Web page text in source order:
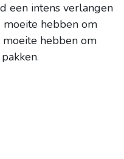
een intens verlangen
moeite hebben om
hebben om
.